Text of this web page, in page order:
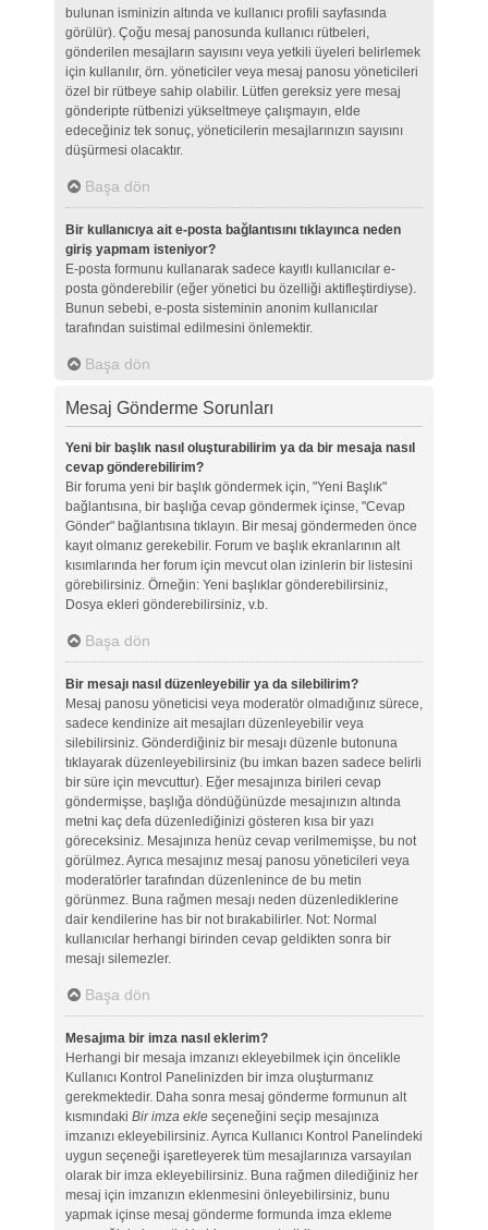
bulunan isminizin altında ve kullanıcı profili sayfasında
görülür). Çoğu mesaj panosunda kullanıcı rütbeleri,
gönderilen mesajların sayısını veya yetkili üyeleri belirlemek
için kullanılır, örn. yöneticiler veya mesaj panosu yöneticileri
özel bir rütbeye sahip olabilir. Lütfen gereksiz yere mesaj
gönderipte rütbenizi yükseltmeye çalışmayın, elde
edeceğiniz tek sonuç, yöneticilerin mesajlarınızın sayısını
düşürmesi olacaktır.
Başa dön
Bir kullanıcıya ait e-posta bağlantısını tıklayınca neden
giriş yapmam isteniyor?
E-posta formunu kullanarak sadece kayıtlı kullanıcılar e-
posta gönderebilir (eğer yönetici bu özelliği aktifleştirdiyse).
Bunun sebebi, e-posta sisteminin anonim kullanıcılar
tarafından suistimal edilmesini önlemektir.
Başa dön
Mesaj Gönderme Sorunları
Yeni bir başlık nasıl oluşturabilirim ya da bir mesaja nasıl
cevap gönderebilirim?
Bir foruma yeni bir başlık göndermek için, "Yeni Başlık"
bağlantısına, bir başlığa cevap göndermek içinse, "Cevap
Gönder" bağlantısına tıklayın. Bir mesaj göndermeden önce
kayıt olmanız gerekebilir. Forum ve başlık ekranlarının alt
kısımlarında her forum için mevcut olan izinlerin bir listesini
görebilirsiniz. Örneğin: Yeni başlıklar gönderebilirsiniz,
Dosya ekleri gönderebilirsiniz, v.b.
Başa dön
Bir mesajı nasıl düzenleyebilir ya da silebilirim?
Mesaj panosu yöneticisi veya moderatör olmadığınız sürece,
sadece kendinize ait mesajları düzenleyebilir veya
silebilirsiniz. Gönderdiğiniz bir mesajı düzenle butonuna
tıklayarak düzenleyebilirsiniz (bu imkan bazen sadece belirli
bir süre için mevcuttur). Eğer mesajınıza birileri cevap
göndermişse, başlığa döndüğünüzde mesajınızın altında
metni kaç defa düzenlediğinizi gösteren kısa bir yazı
göreceksiniz. Mesajınıza henüz cevap verilmemişse, bu not
görülmez. Ayrıca mesajınız mesaj panosu yöneticileri veya
moderatörler tarafından düzenlenince de bu metin
görünmez. Buna rağmen mesajı neden düzenlediklerine
dair kendilerine has bir not bırakabilirler. Not: Normal
kullanıcılar herhangi birinden cevap geldikten sonra bir
mesajı silemezler.
Başa dön
Mesajıma bir imza nasıl eklerim?
Herhangi bir mesaja imzanızı ekleyebilmek için öncelikle
Kullanıcı Kontrol Panelinizden bir imza oluşturmanız
gerekmektedir. Daha sonra mesaj gönderme formunun alt
kısmındaki Bir imza ekleseçeneğini seçip mesajınıza
imzanızı ekleyebilirsiniz. Ayrıca Kullanıcı Kontrol Panelindeki
uygun seçeneği işaretleyerek tüm mesajlarınıza varsayılan
olarak bir imza ekleyebilirsiniz. Buna rağmen dilediğiniz her
mesaj için imzanızın eklenmesini önleyebilirsiniz, bunu
yapmak içinse mesaj gönderme formunda imza ekleme